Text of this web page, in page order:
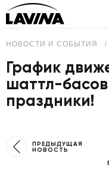
НОВОСТИ И СОБЫТИЯ
График
шаттл-
праздники!
ПРЕДЫДУЩАЯ
НОВОСТЬ